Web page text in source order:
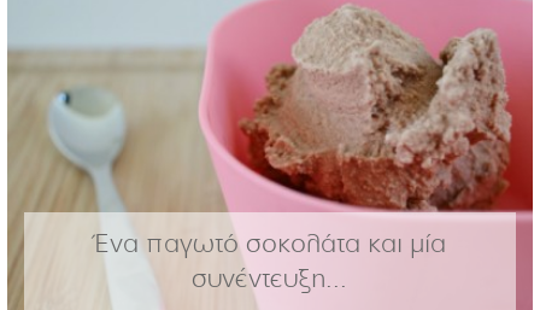
Ένα παγωτό σοκολάτα και μία
συνέντευξη...